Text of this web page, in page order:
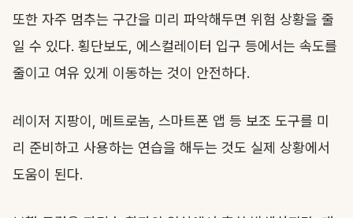
또한 자주 멈추는 구간을 미리 파악해두면 위험 상황을 줄
일 수 있다. 횡단보도, 에스컬레이터 입구 등에서는 속도를
줄이고 여유 있게 이동하는 것이 안전하다.
레이저 지팡이, 메트로놈, 스마트폰 앱 등 보조 도구를 미
리 준비하고 사용하는 연습을 해두는 것도 실제 상황에서
도움이 된다.